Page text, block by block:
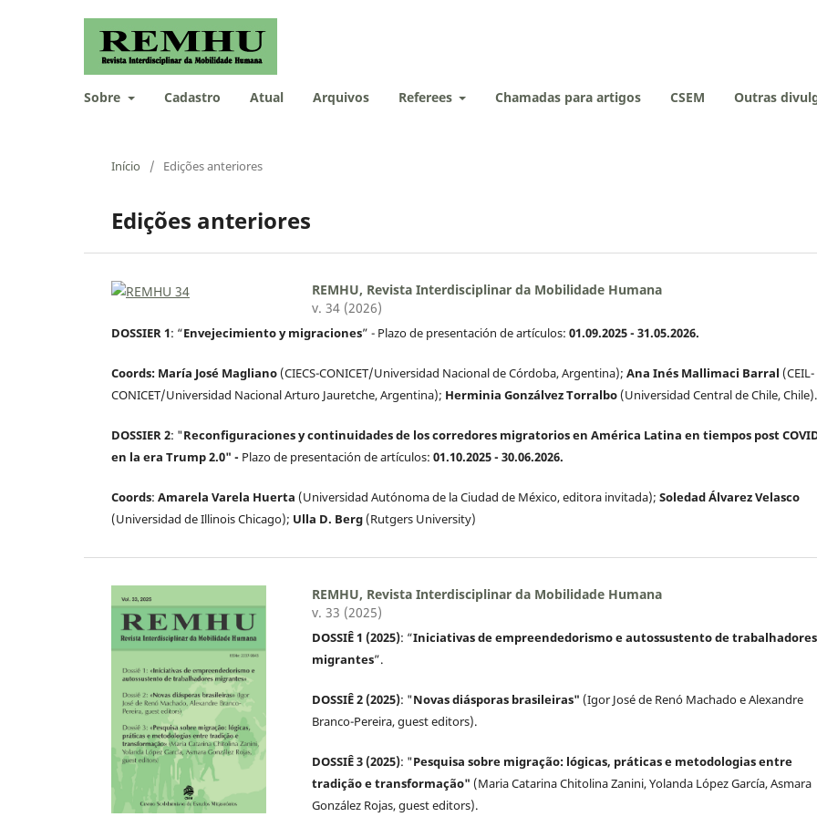
Sobre Cadastro Atual Arquivos Referees Chamadas para artigos CSEM Outras
Início / Edições anteriores
Edições anteriores
REMHU, Revista Interdisciplinar da Mobilidade Humana
v. 34 (2026)
DOSSIER 1: “Envejecimiento y migraciones” - Plazo de presentación de artículos: 01.09.2025 - 31.05.2026.
Coords: María José Magliano (CIECS-CONICET/Universidad Nacional de Córdoba, Argentina); Ana Inés Mallimaci Barral (CEIL-
CONICET/Universidad Nacional Arturo Jauretche, Argentina); Herminia Gonzálvez Torralbo (Universidad Central de Chile, Chile).
DOSSIER 2: "Reconfiguraciones y continuidades de los corredores migratorios en América Latina en tiempos post
en la era Trump 2.0" - Plazo de presentación de artículos: 01.10.2025 - 30.06.2026.
Coords: Amarela Varela Huerta (Universidad Autónoma de la Ciudad de México, editora invitada); Soledad Álvarez Velasco
(Universidad de Illinois Chicago); Ulla D. Berg (Rutgers University)
REMHU, Revista Interdisciplinar da Mobilidade Humana
v. 33 (2025)
DOSSIÊ 1 (2025): “Iniciativas de empreendedorismo e autossustento de trabalhadores
migrantes”.
DOSSIÊ 2 (2025): "Novas diásporas brasileiras" (Igor José de Renó Machado e Alexandre
Branco-Pereira, guest editors).
DOSSIÊ 3 (2025): "Pesquisa sobre migração: lógicas, práticas e metodologias entre
tradição e transformação" (Maria Catarina Chitolina Zanini, Yolanda López García, Asmara
González Rojas, guest editors).